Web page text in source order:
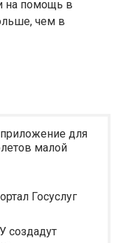
на помощь в
чем в
приложение для
малой
Госуслуг